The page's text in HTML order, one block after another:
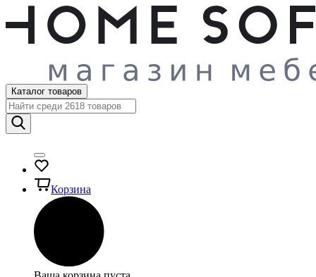
Каталог товаров
Корзина